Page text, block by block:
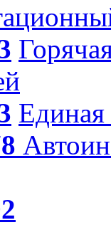
Единая